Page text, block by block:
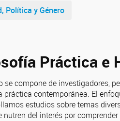
Política y Género
Práctica e
se compone de investigadores,
práctica contemporánea. El
estudios sobre temas
nutren del interés por